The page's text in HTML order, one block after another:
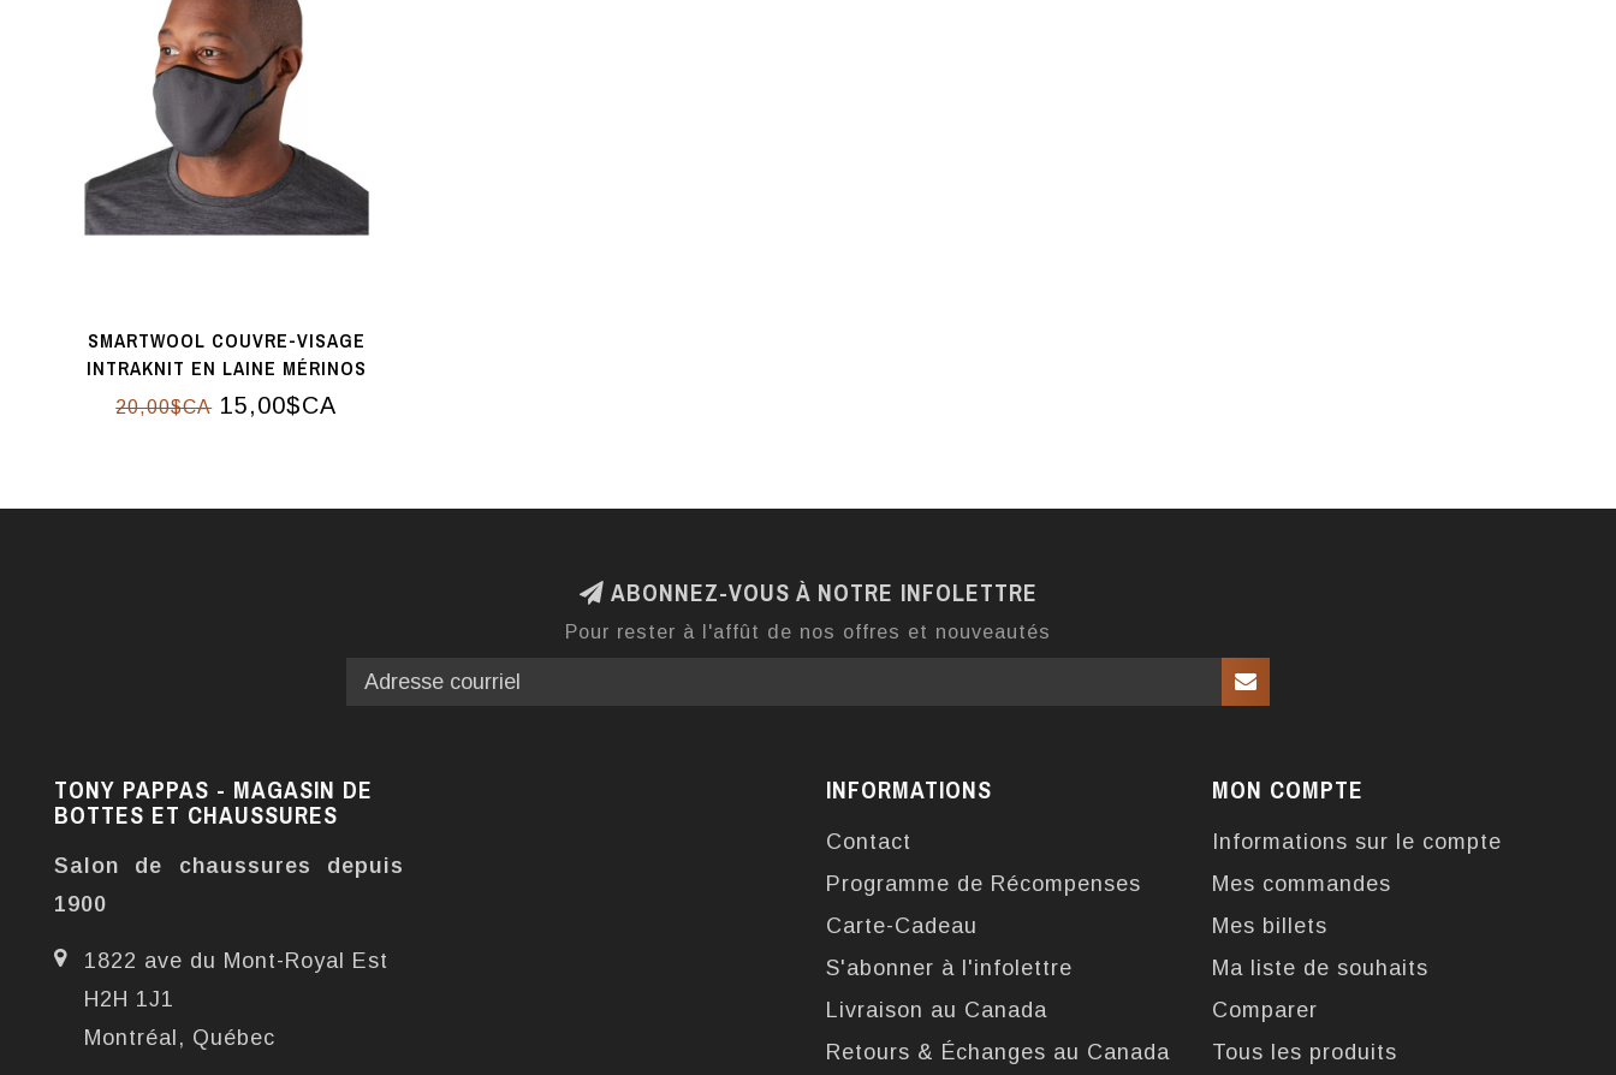
SMARTWOOL COUVRE-VISAGE
INTRAKNIT EN LAINE MÉRINOS
20,00$CA15,00$CA
ABONNEZ-VOUS À NOTRE INFOLETTRE
Pour rester à l'affût de nos offres et nouveautés
TONY PAPPAS - MAGASIN DE
BOTTES ET CHAUSSURES
Salon de chaussures depuis
1900
1822 ave du Mont-Royal Est
H2H 1J1
Montréal, Québec
INFORMATIONS
Contact
Programme de Récompenses
Carte-Cadeau
S'abonner à l'infolettre
Livraison au Canada
Retours & Échanges au Canada
MON COMPTE
Informations sur le compte
Mes commandes
Mes billets
Ma liste de souhaits
Comparer
Tous les produits